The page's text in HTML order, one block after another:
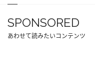
SPONSORED
あわせて読みたいコンテンツ